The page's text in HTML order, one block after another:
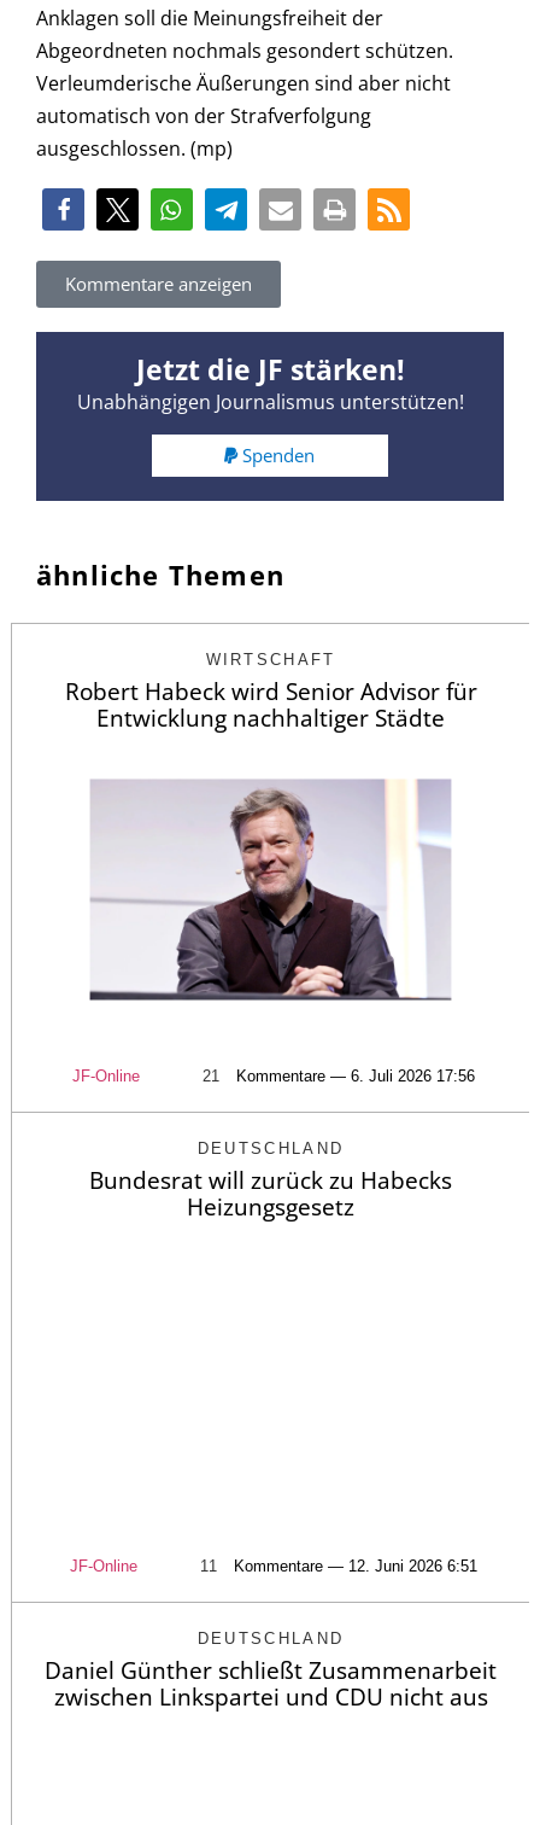
Anklagen soll die Meinungsfreiheit der
Abgeordneten nochmals gesondert schützen.
Verleumderische Äußerungen sind aber nicht
automatisch von der Strafverfolgung
ausgeschlossen. (mp)
Kommentare anzeigen
Jetzt die JF stärken!
Unabhängigen Journalismus unterstützen!
Spenden
ähnliche Themen
WIRTSCHAFT
Robert Habeck wird Senior Advisor für
Entwicklung nachhaltiger Städte
JF-Online 21 Kommentare — 6. Juli 2026 17:56
DEUTSCHLAND
Bundesrat will zurück zu Habecks
Heizungsgesetz
JF-Online 11 Kommentare — 12. Juni 2026 6:51
DEUTSCHLAND
Daniel Günther schließt Zusammenarbeit
zwischen Linkspartei und CDU nicht aus